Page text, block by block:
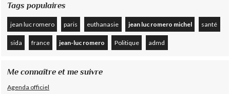
Tags populaires
jean luc romero paris euthanasie jean luc romero michel santé
sida france jean-luc romero Politique admd
Me connaître et me suivre
Agenda officiel